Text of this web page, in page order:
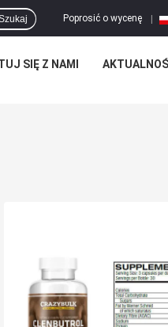
Poprosić o wycenę
SIĘ Z NAMI